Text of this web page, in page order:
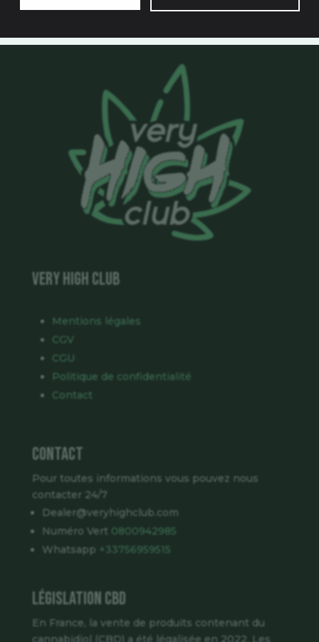
VERY HIGH CLUB
Mentions légales
CGV
CGU
Politique de confidentialité
Contact
Contact
Pour toutes informations vous pouvez nous
contacter 24/7
Dealer@veryhighclub.com
Numéro Vert 0800942985
Whatsapp +33756959515
Législation CBD
En France, la vente de produits contenant du